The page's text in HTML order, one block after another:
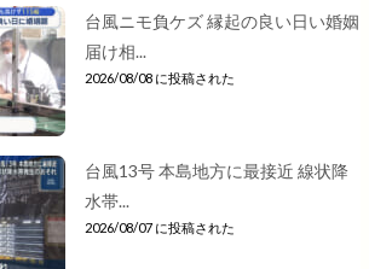
台風ニモ負ケズ 縁起の良い日い婚姻
届け相...
2026/08/08 に投稿された
台風13号 本島地方に最接近 線状降
水帯...
2026/08/07 に投稿された